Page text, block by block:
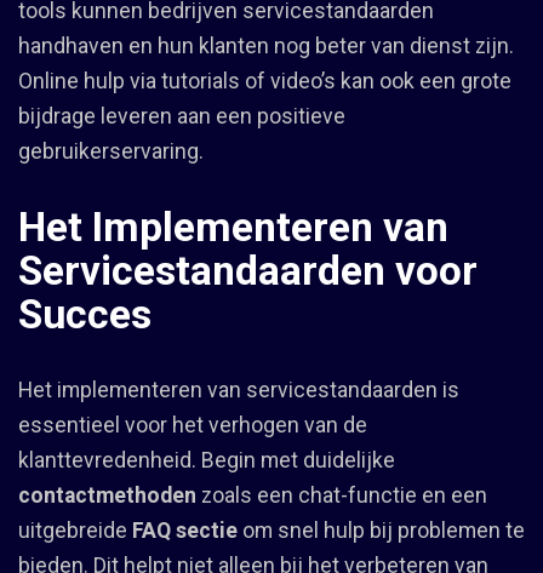
tools kunnen bedrijven servicestandaarden
handhaven en hun klanten nog beter van dienst zijn.
Online hulp via tutorials of video’s kan ook een grote
bijdrage leveren aan een positieve
gebruikerservaring.
Het Implementeren van
Servicestandaarden voor
Succes
Het implementeren van servicestandaarden is
essentieel voor het verhogen van de
klanttevredenheid. Begin met duidelijke
contactmethoden zoals een chat-functie en een
uitgebreide FAQ sectie om snel hulp bij problemen te
bieden. Dit helpt niet alleen bij het verbeteren van